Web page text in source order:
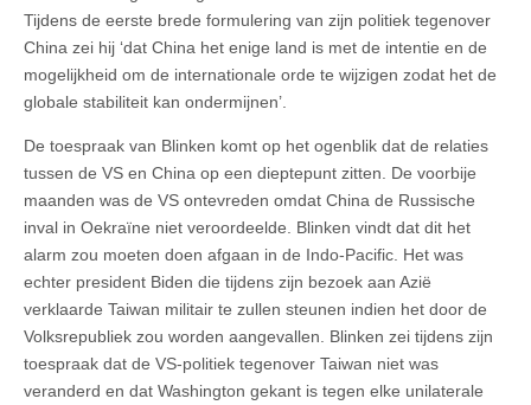
Tijdens de eerste brede formulering van zijn politiek tegenover
China zei hij ‘dat China het enige land is met de intentie en de
mogelijkheid om de internationale orde te wijzigen zodat het de
globale stabiliteit kan ondermijnen’.
De toespraak van Blinken komt op het ogenblik dat de relaties
tussen de VS en China op een dieptepunt zitten. De voorbije
maanden was de VS ontevreden omdat China de Russische
inval in Oekraïne niet veroordeelde. Blinken vindt dat dit het
alarm zou moeten doen afgaan in de Indo-Pacific. Het was
echter president Biden die tijdens zijn bezoek aan Azië
verklaarde Taiwan militair te zullen steunen indien het door de
Volksrepubliek zou worden aangevallen. Blinken zei tijdens zijn
toespraak dat de VS-politiek tegenover Taiwan niet was
veranderd en dat Washington gekant is tegen elke unilaterale